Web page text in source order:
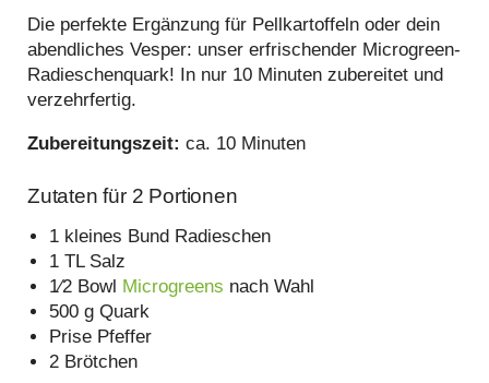
Die perfekte Ergänzung für Pellkartoffeln oder dein
abendliches Vesper: unser erfrischender Microgreen-
Radieschenquark! In nur 10 Minuten zubereitet und
verzehrfertig.
Zubereitungszeit: ca. 10 Minuten
Zutaten für 2 Portionen
1 kleines Bund Radieschen
1 TL Salz
1⁄2 Bowl Microgreens nach Wahl
500 g Quark
Prise Pfeffer
2 Brötchen